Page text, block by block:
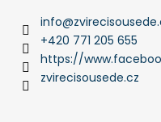
info@
+420 771 205 655
https://
zvirecisousede.cz